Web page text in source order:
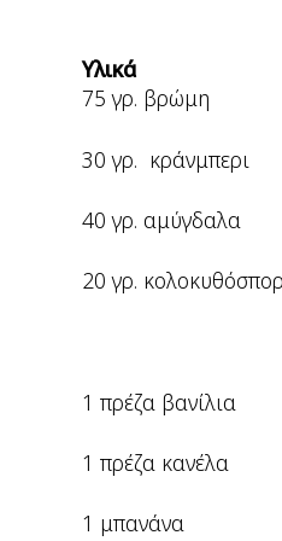
Υλικά
75 γρ. βρώμη
30 γρ. κράνμπερι
40 γρ. αμύγδαλα
20 γρ.
1 πρέζα βανίλια
1 πρέζα κανέλα
1 μπανάνα